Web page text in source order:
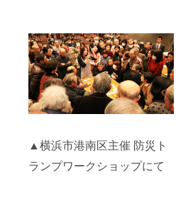
▲横浜市港南区主催 防災ト
ランプワークショップにて